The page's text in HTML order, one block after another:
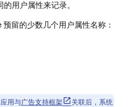
用户属性来记录。
留的少数几个用户属性名称：
用与广告支持框架
关联后，系统